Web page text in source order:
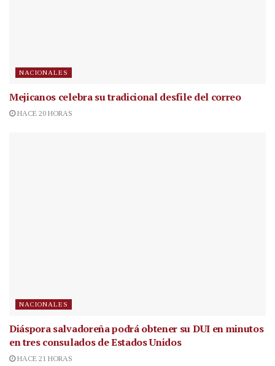
NACIONALES
Mejicanos celebra su tradicional desfile del correo
HACE 20 HORAS
NACIONALES
Diáspora salvadoreña podrá obtener su DUI en minutos
en tres consulados de Estados Unidos
HACE 21 HORAS